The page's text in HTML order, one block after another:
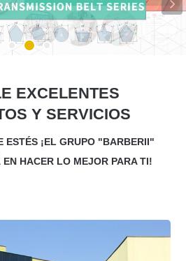
EXCELENTES
Y SERVICIOS
ESTÉS ¡EL GRUPO "BARBERII"
EN HACER LO MEJOR PARA TI!